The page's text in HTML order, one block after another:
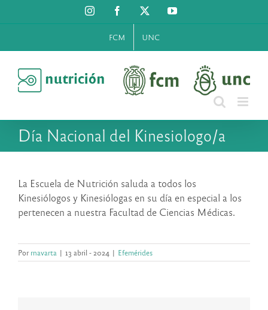
al
InstagramFacebook YouTube
FCM UNC
Día Nacional del Kinesiologo/a
La Escuela de Nutrición saluda a todos los
Kinesiólogos y Kinesiólogas en su día en especial a los
pertenecen a nuestra Facultad de Ciencias Médicas.
Porrnavarta | 13 abril - 2024 | Efemérides